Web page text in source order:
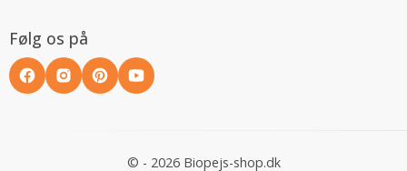
Følg os på
© - 2026 Biopejs-shop.dk